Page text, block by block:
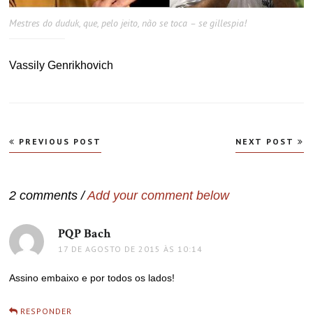
Mestres do duduk, que, pelo jeito, não se toca – se gillespia!
Vassily Genrikhovich
Navegação
de
PREVIOUS POST NEXT POST
2 comments /Add your comment below
PQP Bachdisse:
17 DE AGOSTO DE 2015 ÀS 10:14
Assino embaixo e por todos os lados!
RESPONDER